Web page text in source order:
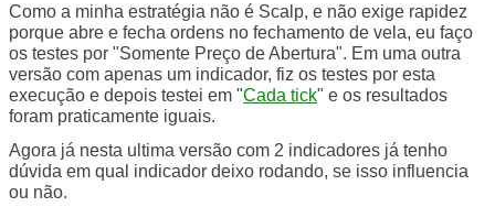
Como a minha estratégia não é Scalp, e não exige rapidez
porque abre e fecha ordens no fechamento de vela, eu faço
os testes por "Somente Preço de Abertura". Em uma outra
versão com apenas um indicador, fiz os testes por esta
execução e depois testei em "Cada tick" e os resultados
foram praticamente iguais.
Agora já nesta ultima versão com 2 indicadores já tenho
dúvida em qual indicador deixo rodando, se isso influencia
ou não.